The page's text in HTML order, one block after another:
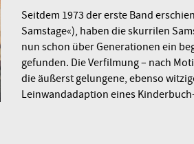
Seitdem 1973 der erste Band
Samstage«), haben die skurrilen
nun schon über Generationen ein
gefunden. Die Verfilmung – nach
die äußerst gelungene, ebenso
Leinwandadaption eines